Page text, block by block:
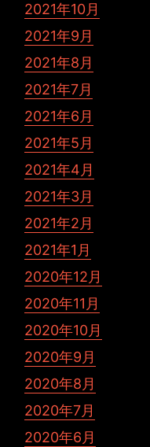
2021年10月
2021年9月
2021年8月
2021年7月
2021年6月
2021年5月
2021年4月
2021年3月
2021年2月
2021年1月
2020年12月
2020年11月
2020年10月
2020年9月
2020年8月
2020年7月
2020年6月